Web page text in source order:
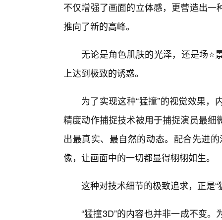
不仅增强了画面的立体感，更营造出
推向了新的高峰。
无论是角色肌肤的光泽，还是场
上达到极致的诱惑。
为了实现这种“猛撞”的视觉效果
精度动作捕捉技术被用于捕捉演员最
出最真实、最自然的动态。配合先进
像，让画面中的一切都显得栩栩如生。
这种对技术细节的极致追求，正是
“猛撞3D”的内容也并非一成不变